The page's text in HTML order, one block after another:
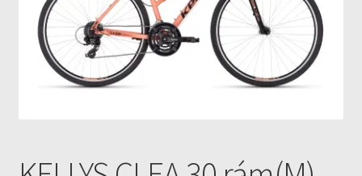
Vyberáme bicykel
Servis